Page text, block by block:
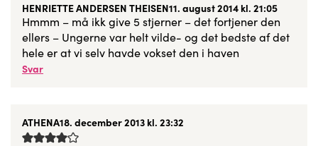
HENRIETTE ANDERSEN THEISEN11. august 2014 kl. 21:05
Hmmm – må ikk give 5 stjerner – det fortjener den
ellers – Ungerne var helt vilde- og det bedste af det
hele er at vi selv havde vokset den i haven
Svar
ATHENA18. december 2013 kl. 23:32